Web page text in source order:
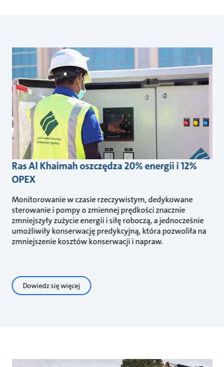
Ras Al Khaimah oszczędza 20% energii i 12%
OPEX
Monitorowanie w czasie rzeczywistym, dedykowane
sterowanie i pompy o zmiennej prędkości znacznie
zmniejszyły zużycie energii i siłę roboczą, a jednocześnie
umożliwiły konserwację predykcyjną, która pozwoliła na
zmniejszenie kosztów konserwacji i napraw.
Dowiedz się więcej